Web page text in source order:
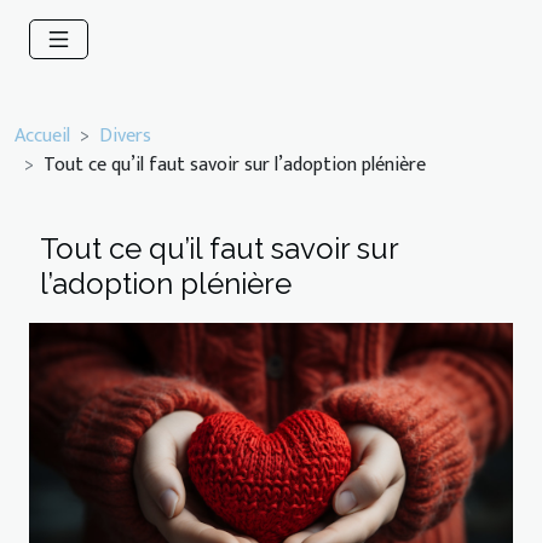
Accueil
Divers
Tout ce qu’il faut savoir sur l’adoption plénière
Tout ce qu’il faut savoir sur
l’adoption plénière